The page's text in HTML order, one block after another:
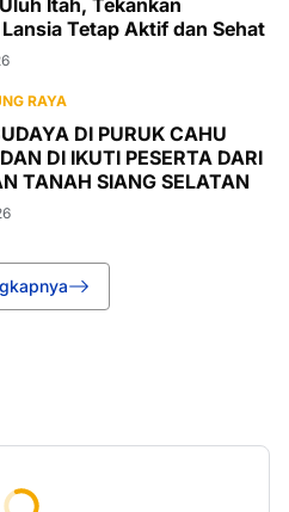
Tetap Aktif dan Sehat
RAYA
DI PURUK CAHU
DI IKUTI PESERTA DARI
TANAH SIANG SELATAN